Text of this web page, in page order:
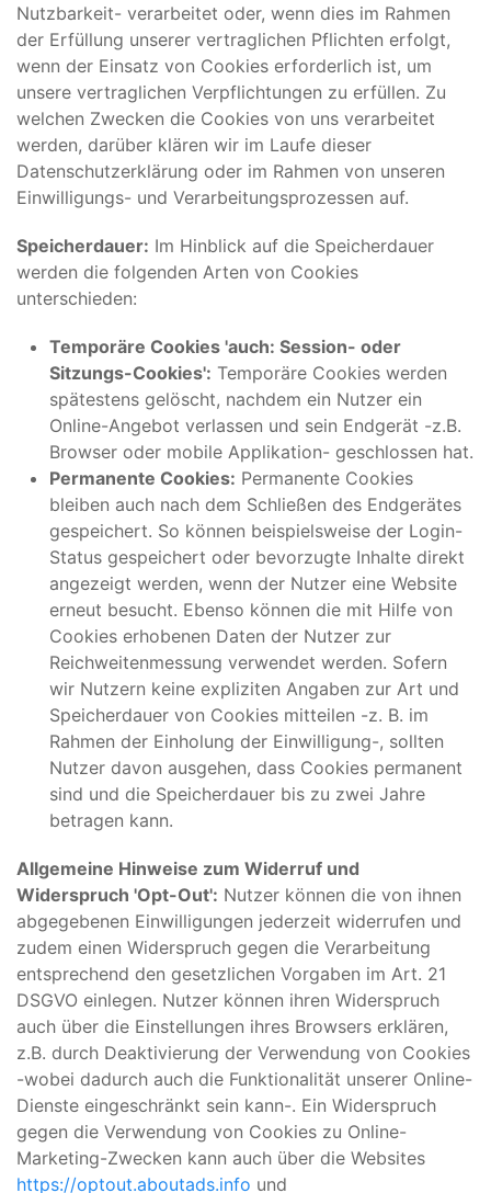
Nutzbarkeit- verarbeitet oder, wenn dies im Rahmen
der Erfüllung unserer vertraglichen Pflichten erfolgt,
wenn der Einsatz von Cookies erforderlich ist, um
unsere vertraglichen Verpflichtungen zu erfüllen. Zu
welchen Zwecken die Cookies von uns verarbeitet
werden, darüber klären wir im Laufe dieser
Datenschutzerklärung oder im Rahmen von unseren
Einwilligungs- und Verarbeitungsprozessen auf.
Speicherdauer: Im Hinblick auf die Speicherdauer
werden die folgenden Arten von Cookies
unterschieden:
Temporäre Cookies 'auch: Session- oder
Sitzungs-Cookies': Temporäre Cookies werden
spätestens gelöscht, nachdem ein Nutzer ein
Online-Angebot verlassen und sein Endgerät -z.B.
Browser oder mobile Applikation- geschlossen hat.
Permanente Cookies: Permanente Cookies
bleiben auch nach dem Schließen des Endgerätes
gespeichert. So können beispielsweise der Login-
Status gespeichert oder bevorzugte Inhalte direkt
angezeigt werden, wenn der Nutzer eine Website
erneut besucht. Ebenso können die mit Hilfe von
Cookies erhobenen Daten der Nutzer zur
Reichweitenmessung verwendet werden. Sofern
wir Nutzern keine expliziten Angaben zur Art und
Speicherdauer von Cookies mitteilen -z. B. im
Rahmen der Einholung der Einwilligung-, sollten
Nutzer davon ausgehen, dass Cookies permanent
sind und die Speicherdauer bis zu zwei Jahre
betragen kann.
Allgemeine Hinweise zum Widerruf und
Widerspruch 'Opt-Out': Nutzer können die von ihnen
abgegebenen Einwilligungen jederzeit widerrufen und
zudem einen Widerspruch gegen die Verarbeitung
entsprechend den gesetzlichen Vorgaben im Art. 21
DSGVO einlegen. Nutzer können ihren Widerspruch
auch über die Einstellungen ihres Browsers erklären,
z.B. durch Deaktivierung der Verwendung von Cookies
-wobei dadurch auch die Funktionalität unserer Online-
Dienste eingeschränkt sein kann-. Ein Widerspruch
gegen die Verwendung von Cookies zu Online-
Marketing-Zwecken kann auch über die Websites
https://optout.aboutads.info und